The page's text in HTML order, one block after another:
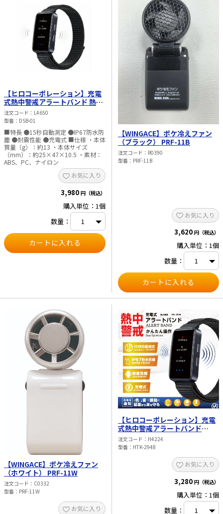
【ヒロコーポレーション】充電
式熱中警戒アラートバンド 熱中
症対策ウォッチ DSB-01
注文コード
L4650
型番
DSB-01
■特長 ●15秒自動測定 ●IP67防水防
塵 ●耐震性能 ●充電式 ■仕様 ・本体
質量（g）：約13 ・本体サイズ
（mm）：約25×47×10.5 ・素材：
ABS、PC、ナイロン
お気に入り
3,980 円（税込）
購入単位：1個
数量：
【WINGACE】ポケ冷えファン
（ブラック） PRF-11B
注文コード
R0390
型番
PRF-11B
お気に入り
3,620 円（税込）
購入単位：1個
数量：
【WINGACE】ポケ冷えファン
（ホワイト） PRF-11W
注文コード
C0332
型番
PRF-11W
お気に入り
【ヒロコーポレーション】充電
式熱中警戒アラートバンド
HTK-2948
注文コード
H4224
型番
HTK-2948
お気に入り
3,280 円（税込）
購入単位：1個
数量：